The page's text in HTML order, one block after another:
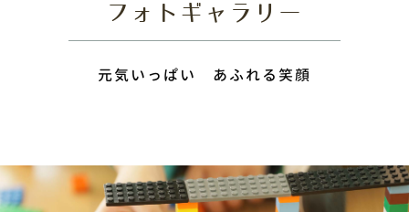
フォトギャラリー
元気いっぱい あふれる笑顔